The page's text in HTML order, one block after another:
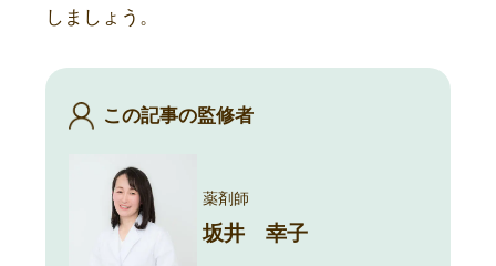
しましょう。
この記事の監修者
薬剤師
坂井 幸子